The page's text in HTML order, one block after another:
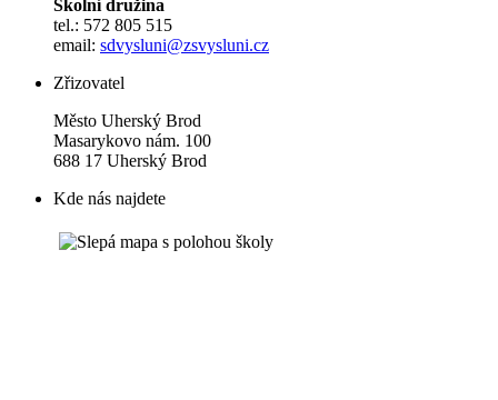
Školní družina
tel.: 572 805 515
email: sdvysluni@zsvysluni.cz
Zřizovatel
Město Uherský Brod
Masarykovo nám. 100
688 17 Uherský Brod
Kde nás najdete